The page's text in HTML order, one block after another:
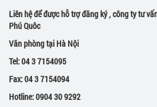
Liên hệ để được hỗ trợ đăng ký , công ty tư
Phú Quôc
Văn phòng tại Hà Nội
Tel: 04 3 7154095
Fax: 04 3 7154094
Hotline: 0904 30 9292